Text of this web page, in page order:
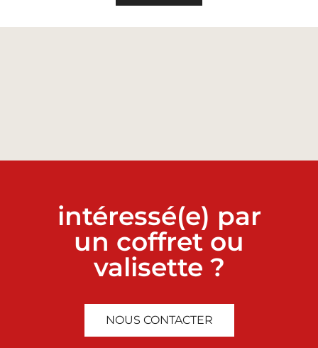
intéressé(e) par
un coffret ou
valisette ?
NOUS CONTACTER